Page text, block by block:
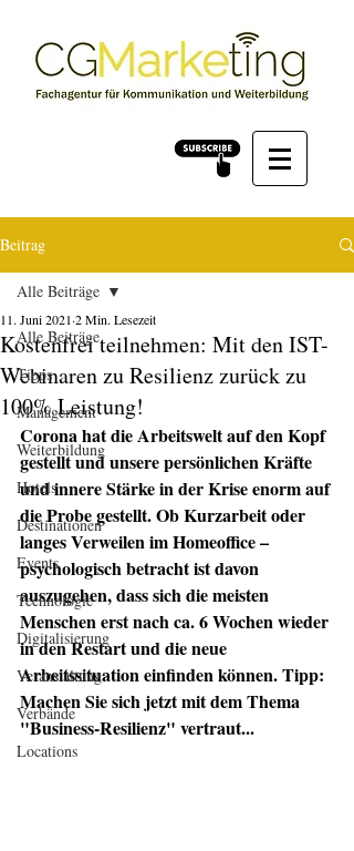
Beitrag
Alle Beiträge
Tipps
Management
Weiterbildung
Hotels
Destinationen
Events
Technologie
Digitalisierung
Veranstaltung
Verbände
Locations
Alle Beiträge
Kostenfrei teilnehmen: Mit den IST-
Webinaren zu Resilienz zurück zu
100% Leistung!
11. Juni 2021 2 Min. Lesezeit
Corona hat die Arbeitswelt auf den Kopf
gestellt und unsere persönlichen Kräfte
und innere Stärke in der Krise enorm auf
die Probe gestellt. Ob Kurzarbeit oder
langes Verweilen im Homeoffice –
psychologisch betracht ist davon
auszugehen, dass sich die meisten
Menschen erst nach ca. 6 Wochen wieder
in den Restart und die neue
Arbeitssituation einfinden können. Tipp:
Machen Sie sich jetzt mit dem Thema
"Business-Resilienz" vertraut...